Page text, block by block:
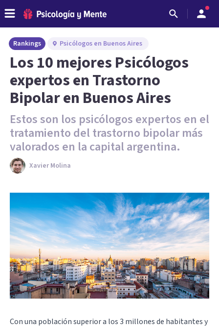
Rankings Psicólogos en Buenos Aires
Los 10 mejores Psicólogos
expertos en Trastorno
Bipolar en Buenos Aires
Estos son los psicólogos expertos en el
tratamiento del trastorno bipolar más
valorados en la capital argentina.
Xavier Molina
Con una población superior a los 3 millones de habitantes y